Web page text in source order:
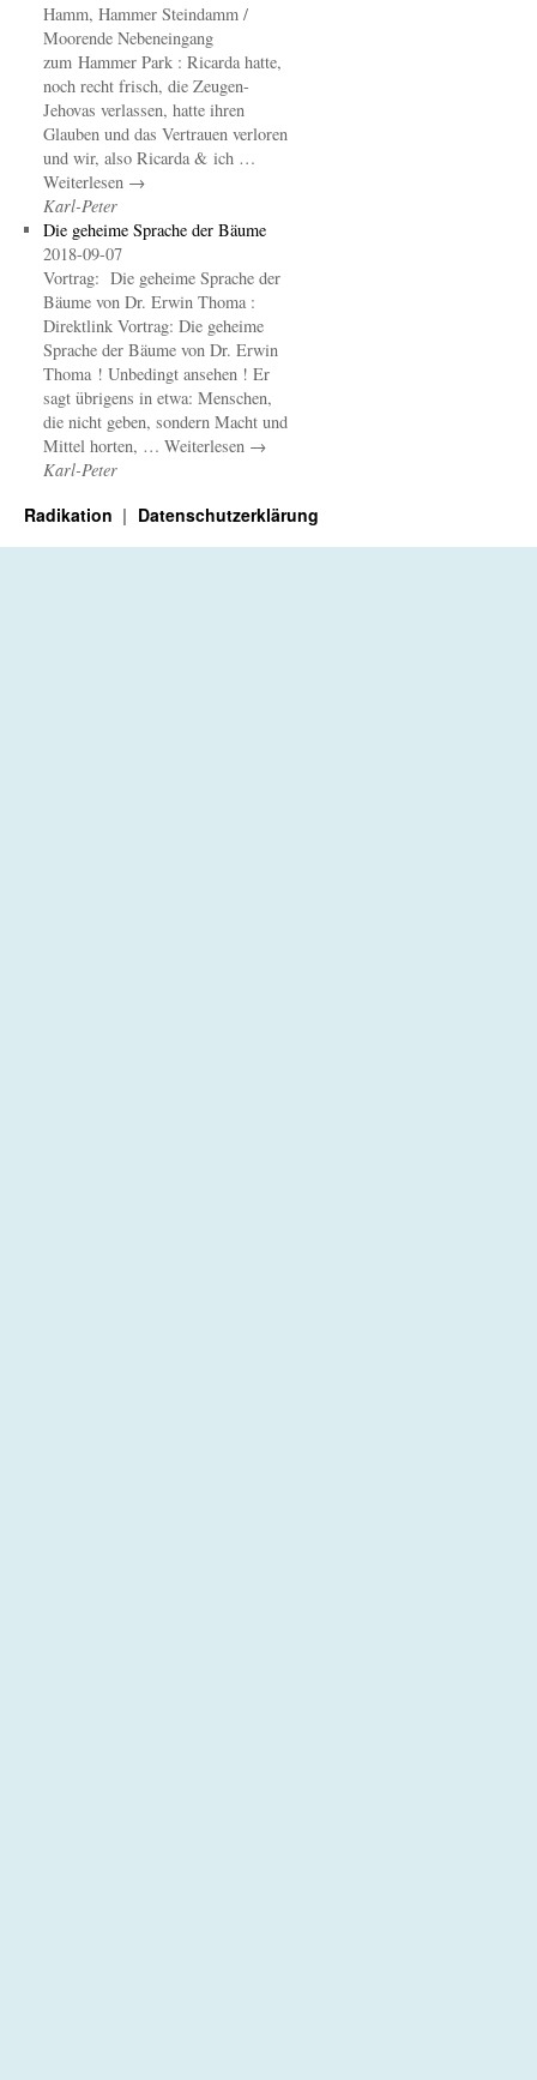
Hamm, Hammer Steindamm /
Moorende Nebeneingang
zum Hammer Park : Ricarda hatte,
noch recht frisch, die Zeugen-
Jehovas verlassen, hatte ihren
Glauben und das Vertrauen verloren
und wir, also Ricarda & ich …
Weiterlesen →
Karl-Peter
Die geheime Sprache der Bäume
2018-09-07
Vortrag: Die geheime Sprache der
Bäume von Dr. Erwin Thoma :
Direktlink Vortrag: Die geheime
Sprache der Bäume von Dr. Erwin
Thoma ! Unbedingt ansehen ! Er
sagt übrigens in etwa: Menschen,
die nicht geben, sondern Macht und
Mittel horten, … Weiterlesen →
Karl-Peter
Radikation Datenschutzerklärung